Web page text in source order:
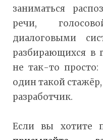
заниматься
речи,
диалоговыми
разбирающихся в
не так-то
один такой
разработчик.
Если вы хотите